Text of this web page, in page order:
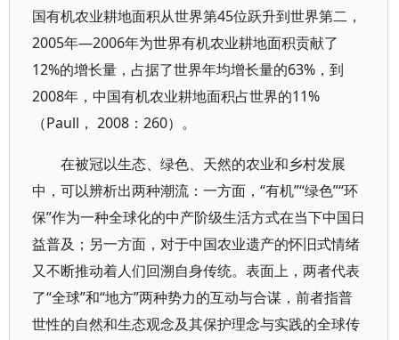
国有机农业耕地面积从世界第45位跃升到世界第二，
2005年—2006年为世界有机农业耕地面积贡献了
12%的增长量，占据了世界年均增长量的63%，到
2008年，中国有机农业耕地面积占世界的11%
（Paull， 2008：260）。
在被冠以生态、绿色、天然的农业和乡村发展
中，可以辨析出两种潮流：一方面，“有机”“绿色”“环
保”作为一种全球化的中产阶级生活方式在当下中国日
益普及；另一方面，对于中国农业遗产的怀旧式情绪
又不断推动着人们回溯自身传统。表面上，两者代表
了“全球”和“地方”两种势力的互动与合谋，前者指普
世性的自然和生态观念及其保护理念与实践的全球传